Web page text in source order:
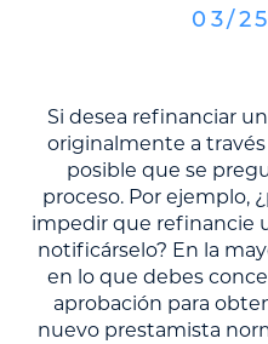
03/ 25
Si desea refinanciar
originalmente a
posible que se
proceso. Por ejemplo,
impedir que refinancie
notificárselo? En la
en lo que debes
aprobación para
nuevo prestamista